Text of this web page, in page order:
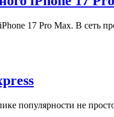
17 Pro Max. В сеть
популярности не